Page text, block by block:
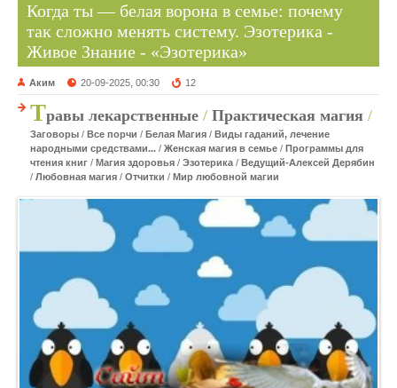
Когда ты — белая ворона в семье: почему
так сложно менять систему. Эзотерика -
Живое Знание - «Эзотерика»
Аким 20-09-2025, 00:30 12
Травы лекарственные / Практическая магия /
Заговоры / Все порчи / Белая Магия / Виды гаданий, лечение
народными средствами... / Женская магия в семье / Программы для
чтения книг / Магия здоровья / Эзотерика / Ведущий-Алексей Дерябин
/ Любовная магия / Отчитки / Мир любовной магии